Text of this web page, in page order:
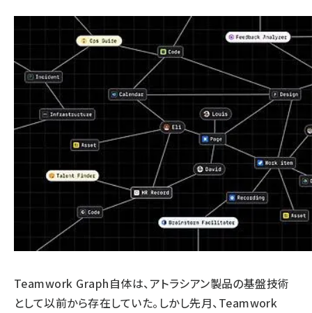
Teamwork Graph自体は、アトラシアン製品の基盤技術
として以前から存在していた。しかし先月、Teamwork